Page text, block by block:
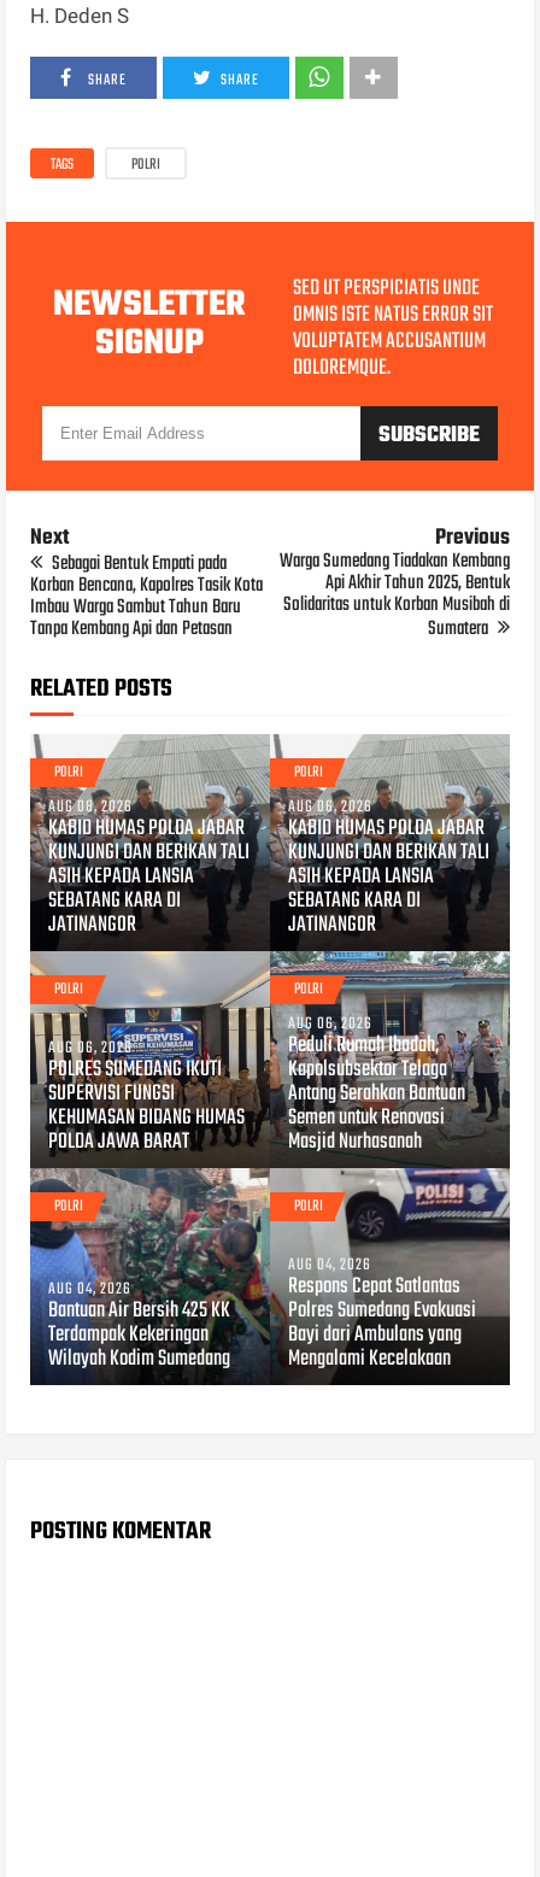
H. Deden S
SHARE SHARE
TAGS POLRI
NEWSLETTER
SIGNUP
SED UT PERSPICIATIS UNDE
OMNIS ISTE NATUS ERROR SIT
VOLUPTATEM ACCUSANTIUM
DOLOREMQUE.
Next
Sebagai Bentuk Empati pada
Korban Bencana, Kapolres Tasik Kota
Imbau Warga Sambut Tahun Baru
Tanpa Kembang Api dan Petasan
Previous
Warga Sumedang Tiadakan Kembang
Api Akhir Tahun 2025, Bentuk
Solidaritas untuk Korban Musibah di
Sumatera
RELATED POSTS
POLRI
AUG 08, 2026
KABID HUMAS POLDA JABAR
KUNJUNGI DAN BERIKAN TALI
ASIH KEPADA LANSIA
SEBATANG KARA DI
JATINANGOR
POLRI
AUG 06, 2026
KABID HUMAS POLDA JABAR
KUNJUNGI DAN BERIKAN TALI
ASIH KEPADA LANSIA
SEBATANG KARA DI
JATINANGOR
POLRI
AUG 06, 2026
POLRES SUMEDANG IKUTI
SUPERVISI FUNGSI
KEHUMASAN BIDANG HUMAS
POLDA JAWA BARAT
POLRI
AUG 06, 2026
Peduli Rumah Ibadah,
Kapolsubsektor Telaga
Antang Serahkan Bantuan
Semen untuk Renovasi
Masjid Nurhasanah
POLRI
AUG 04, 2026
Bantuan Air Bersih 425 KK
Terdampak Kekeringan
Wilayah Kodim Sumedang
POLRI
AUG 04, 2026
Respons Cepat Satlantas
Polres Sumedang Evakuasi
Bayi dari Ambulans yang
Mengalami Kecelakaan
POSTING KOMENTAR